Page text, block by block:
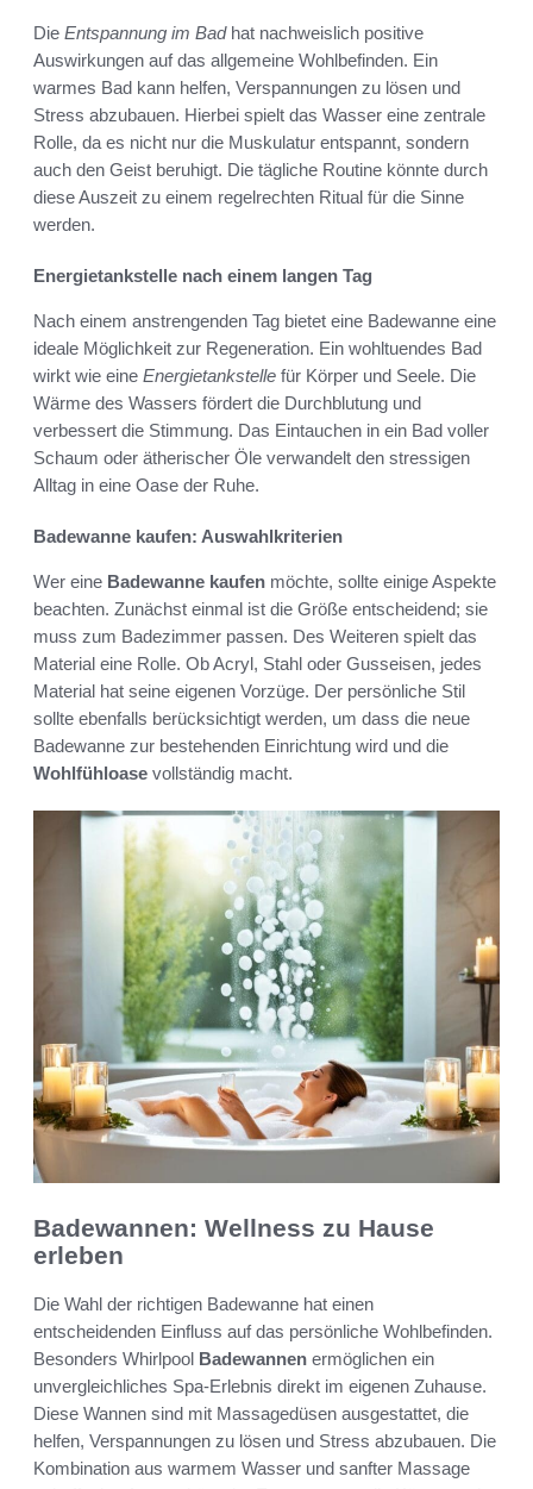
Die Entspannung im Badhat nachweislich positive
Auswirkungen auf das allgemeine Wohlbefinden. Ein
warmes Bad kann helfen, Verspannungen zu lösen und
Stress abzubauen. Hierbei spielt das Wasser eine zentrale
Rolle, da es nicht nur die Muskulatur entspannt, sondern
auch den Geist beruhigt. Die tägliche Routine könnte durch
diese Auszeit zu einem regelrechten Ritual für die Sinne
werden.
Energietankstelle nach einem langen Tag
Nach einem anstrengenden Tag bietet eine Badewanne eine
ideale Möglichkeit zur Regeneration. Ein wohltuendes Bad
wirkt wie eine Energietankstelle für Körper und Seele. Die
Wärme des Wassers fördert die Durchblutung und
verbessert die Stimmung. Das Eintauchen in ein Bad voller
Schaum oder ätherischer Öle verwandelt den stressigen
Alltag in eine Oase der Ruhe.
Badewanne kaufen: Auswahlkriterien
Wer eine Badewanne kaufen möchte, sollte einige Aspekte
beachten. Zunächst einmal ist die Größe entscheidend; sie
muss zum Badezimmer passen. Des Weiteren spielt das
Material eine Rolle. Ob Acryl, Stahl oder Gusseisen, jedes
Material hat seine eigenen Vorzüge. Der persönliche Stil
sollte ebenfalls berücksichtigt werden, um dass die neue
Badewanne zur bestehenden Einrichtung wird und die
Wohlfühloase vollständig macht.
Badewannen: Wellness zu Hause
erleben
Die Wahl der richtigen Badewanne hat einen
entscheidenden Einfluss auf das persönliche Wohlbefinden.
Besonders Whirlpool Badewannen ermöglichen ein
unvergleichliches Spa-Erlebnis direkt im eigenen Zuhause.
Diese Wannen sind mit Massagedüsen ausgestattet, die
helfen, Verspannungen zu lösen und Stress abzubauen. Die
Kombination aus warmem Wasser und sanfter Massage